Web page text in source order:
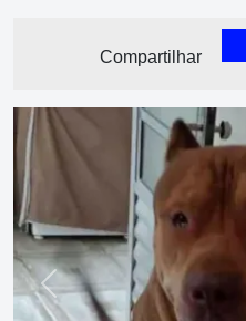
Compartilhar
Previous